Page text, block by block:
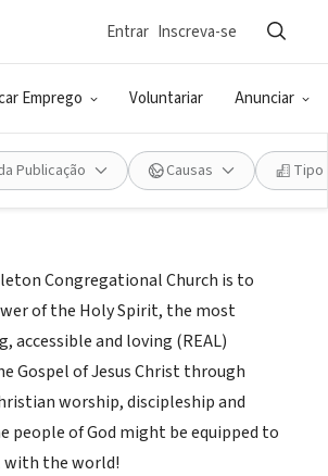
Emprego Voluntariar Anunciar
Entrar Inscreva-se
Publicação Causas Tipo
Church
Congregational Church is to
of the Holy Spirit, the most
accessible and loving (REAL)
Gospel of Jesus Christ through
worship, discipleship and
people of God might be equipped to
with the world!